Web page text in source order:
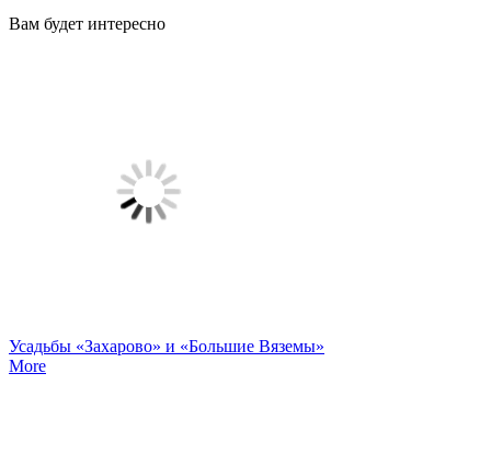
Вам будет интересно
Усадьбы «Захарово» и «Большие Вяземы»
More